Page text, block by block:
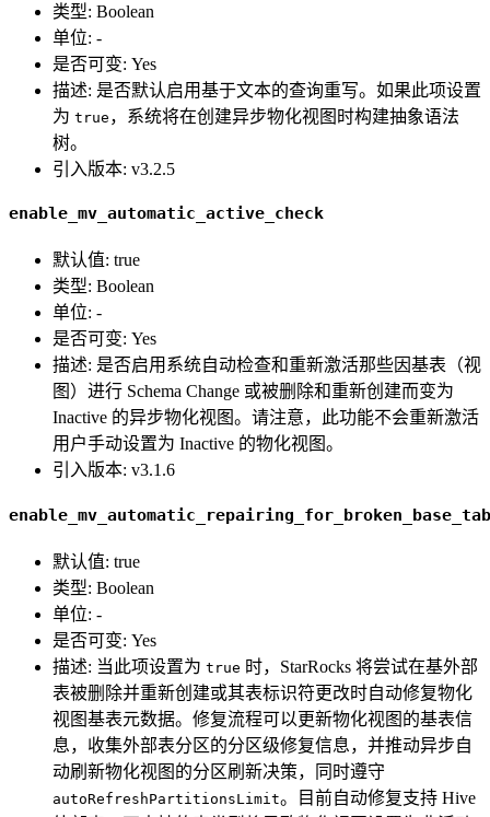
类型: Boolean
单位: -
是否可变: Yes
描述: 是否默认启用基于文本的查询重写。如果此项设置
为 true ，系统将在创建异步物化视图时构建抽象语法
树。
引入版本: v3.2.5
enable_mv_automatic_active_check
默认值: true
类型: Boolean
单位: -
是否可变: Yes
描述: 是否启用系统自动检查和重新激活那些因基表（视
图）进行 Schema Change 或被删除和重新创建而变为
Inactive 的异步物化视图。请注意，此功能不会重新激活
用户手动设置为 Inactive 的物化视图。
引入版本: v3.1.6
默认值: true
类型: Boolean
单位: -
是否可变: Yes
描述: 当此项设置为 true 时，StarRocks 将尝试在基外部
表被删除并重新创建或其表标识符更改时自动修复物化
视图基表元数据。修复流程可以更新物化视图的基表信
息，收集外部表分区的分区级修复信息，并推动异步自
动刷新物化视图的分区刷新决策，同时遵守
autoRefreshPartitionsLimit。目前自动修复支持 Hive